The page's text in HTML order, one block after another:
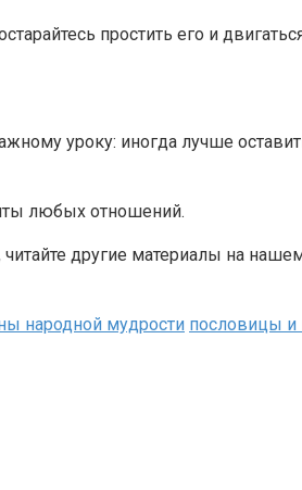
простить его и
уроку: иногда лучше
любых отношений.
другие материалы на
народной мудрости пословицы и